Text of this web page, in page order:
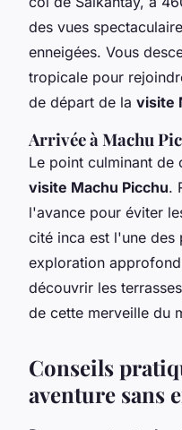
des vues
enneigées. Vous
tropicale pour
de départ de la visite
Arrivée à Machu
Le point culminant de
visite Machu Picchu.
l'avance pour éviter
cité inca est l'une des
exploration
découvrir les
de cette merveille du
Conseils
aventure sans